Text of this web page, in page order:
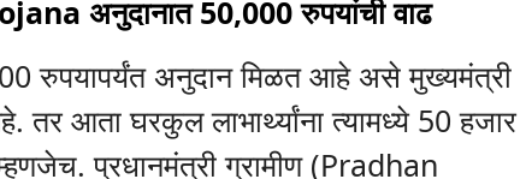
अनुदानात 50,000 रुपयांची वाढ
रुपयापर्यंत अनुदान मिळत आहे असे मुख्यमंत्री
आता घरकुल लाभार्थ्यांना त्यामध्ये 50 हजार
प्रधानमंत्री ग्रामीण (Pradhan